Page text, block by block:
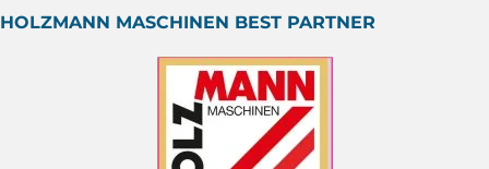
HOLZMANN MASCHINEN BEST PARTNER